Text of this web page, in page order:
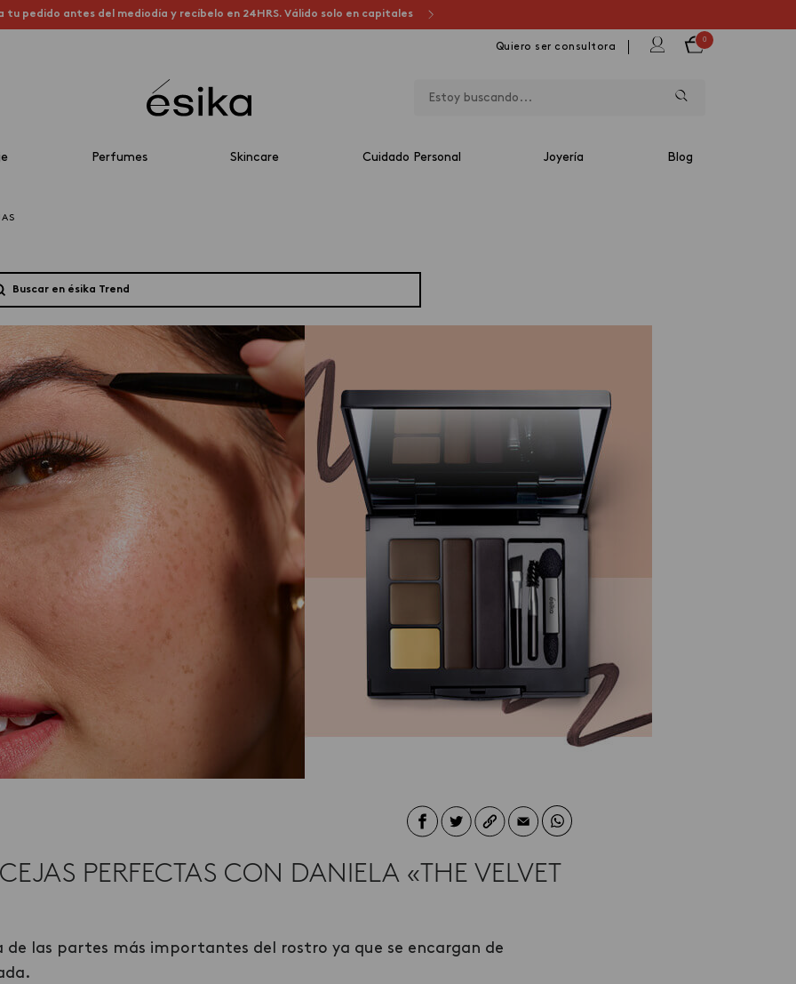
tu pedido antes del mediodía y recíbelo en 24HRS. Válido solo en capitales
Quiero ser consultora
0
Perfumes Skincare Cuidado Personal Joyería Blog
PERFECTAS CON DANIELA «THE VELVET
de las partes más importantes del rostro ya que se encargan de